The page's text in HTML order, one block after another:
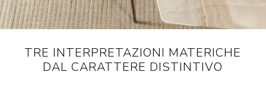
TRE INTERPRETAZIONI MATERICHE
DAL CARATTERE DISTINTIVO